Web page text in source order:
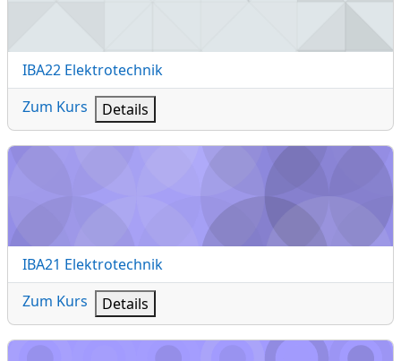
Kursname
IBA22 Elektrotechnik
Zum Kurs
Details
IBA21 Elektrotechnik
Kursname
IBA21 Elektrotechnik
Zum Kurs
Details
FPET IBA 12